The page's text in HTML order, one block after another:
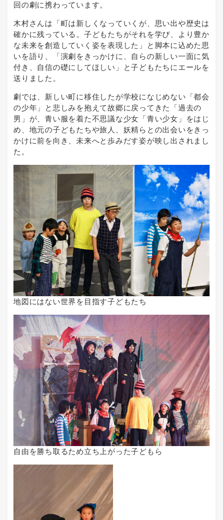
回の劇に携わっています。
木村さんは「町は新しくなっていくが、思い出や歴史は
確かに残っている。子どもたちがそれを学び、より豊か
な未来を創造していく姿を表現した」と脚本に込めた思
いを語り、「演劇をきっかけに、自らの新しい一面に気
付き、自信の礎にしてほしい」と子どもたちにエールを
送りました。
劇では、新しい町に移住したが学校になじめない「都会
の少年」と悲しみを抱えて故郷に戻ってきた「過去の
男」が、青い服を着た不思議な少女「青い少女」をはじ
め、地元の子どもたちや旅人、妖精らとの出会いをきっ
かけに前を向き、未来へと歩みだす姿が映し出されまし
た。
地図にはない世界を目指す子どもたち
自由を勝ち取るため立ち上がった子どもら